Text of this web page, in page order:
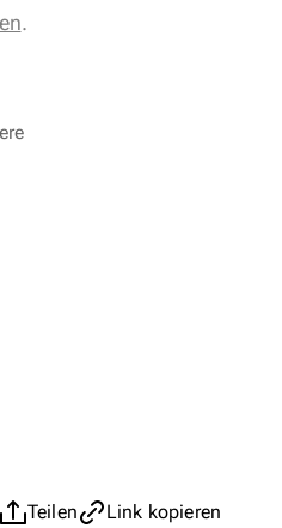
.
Teilen Link kopieren